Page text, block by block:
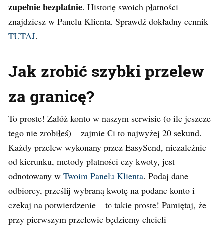
zupełnie bezpłatnie. Historię swoich płatności
znajdziesz w Panelu Klienta. Sprawdź dokładny cennik
TUTAJ.
Jak zrobić szybki przelew
za granicę?
To proste! Załóż konto w naszym serwisie (o ile jeszcze
tego nie zrobiłeś) – zajmie Ci to najwyżej 20 sekund.
Każdy przelew wykonany przez EasySend, niezależnie
od kierunku, metody płatności czy kwoty, jest
odnotowany w Twoim Panelu Klienta. Podaj dane
odbiorcy, prześlij wybraną kwotę na podane konto i
czekaj na potwierdzenie – to takie proste! Pamiętaj, że
przy pierwszym przelewie będziemy chcieli